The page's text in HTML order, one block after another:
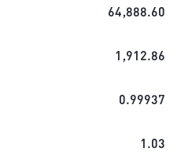
64,888.60
1,912.86
0.99937
1.03